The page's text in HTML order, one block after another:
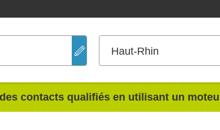
Haut-Rhin
contacts qualifiés en utilisant un